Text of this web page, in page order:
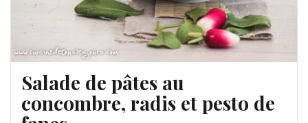
Salade de pâtes au
concombre, radis et pesto de